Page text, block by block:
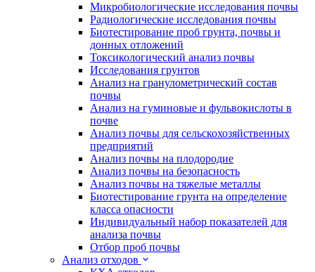
Микробиологические исследования почвы
Радиологические исследования почвы
Биотестирование проб грунта, почвы и
донных отложений
Токсикологический анализ почвы
Исследования грунтов
Анализ на гранулометрический состав
почвы
Анализ на гуминовые и фульвокислоты в
почве
Анализ почвы для сельскохозяйственных
предприятий
Анализ почвы на плодородие
Анализ почвы на безопасность
Анализ почвы на тяжелые металлы
Биотестирование грунта на определение
класса опасности
Индивидуальный набор показателей для
анализа почвы
Отбор проб почвы
Анализ отходов